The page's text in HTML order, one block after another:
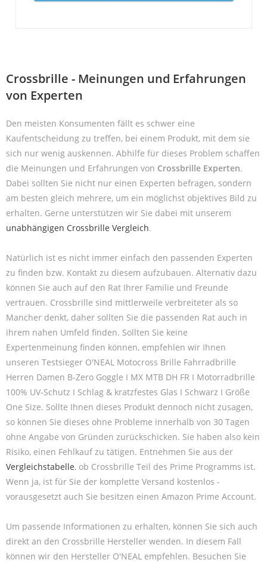
Crossbrille - Meinungen und Erfahrungen
von Experten
Den meisten Konsumenten fällt es schwer eine
Kaufentscheidung zu treffen, bei einem Produkt, mit dem sie
sich nur wenig auskennen. Abhilfe für dieses Problem schaffen
die Meinungen und Erfahrungen von Crossbrille Experten.
Dabei sollten Sie nicht nur einen Experten befragen, sondern
am besten gleich mehrere, um ein möglichst objektives Bild zu
erhalten. Gerne unterstützen wir Sie dabei mit unserem
unabhängigen Crossbrille Vergleich.
Natürlich ist es nicht immer einfach den passenden Experten
zu finden bzw. Kontakt zu diesem aufzubauen. Alternativ dazu
können Sie auch auf den Rat Ihrer Familie und Freunde
vertrauen. Crossbrille sind mittlerweile verbreiteter als so
Mancher denkt, daher sollten Sie die passenden Rat auch in
ihrem nahen Umfeld finden. Sollten Sie keine
Expertenmeinung finden können, empfehlen wir Ihnen
unseren Testsieger O'NEAL Motocross Brille Fahrradbrille
Herren Damen B-Zero Goggle I MX MTB DH FR I Motorradbrille
100% UV-Schutz I Schlag & kratzfestes Glas I Schwarz I Größe
One Size. Sollte Ihnen dieses Produkt dennoch nicht zusagen,
so können Sie dieses ohne Probleme innerhalb von 30 Tagen
ohne Angabe von Gründen zurückschicken. Sie haben also kein
Risiko, einen Fehlkauf zu tätigen. Entnehmen Sie aus der
Vergleichstabelle, ob Crossbrille Teil des Prime Programms ist.
Wenn ja, ist für Sie der komplette Versand kostenlos -
vorausgesetzt auch Sie besitzen einen Amazon Prime Account.
Um passende Informationen zu erhalten, können Sie sich auch
direkt an den Crossbrille Hersteller wenden. In diesem Fall
können wir den Hersteller O'NEAL empfehlen. Besuchen Sie